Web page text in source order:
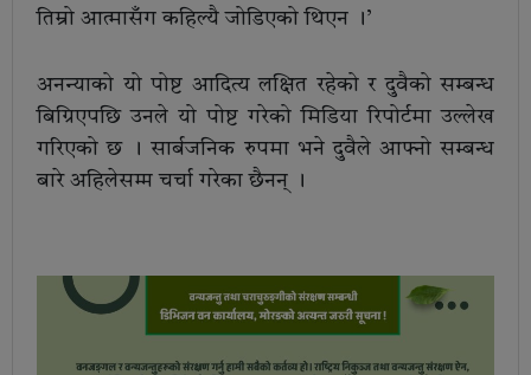
तिम्रो आत्मासँग कहिल्यै जोडिएको थिएन ।’
अनन्याको यो पोष्ट आदित्य लक्षित रहेको र दुवैको सम्बन्ध
बिग्रिएपछि उनले यो पोष्ट गरेको मिडिया रिपोर्टमा उल्लेख
गरिएको छ । सार्बजनिक रुपमा भने दुवैले आफ्नो सम्बन्ध
बारे अहिलेसम्म चर्चा गरेका छैनन् ।